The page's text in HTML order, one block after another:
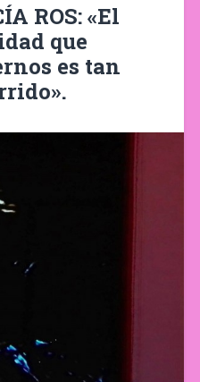
ROS: «El
que
es tan